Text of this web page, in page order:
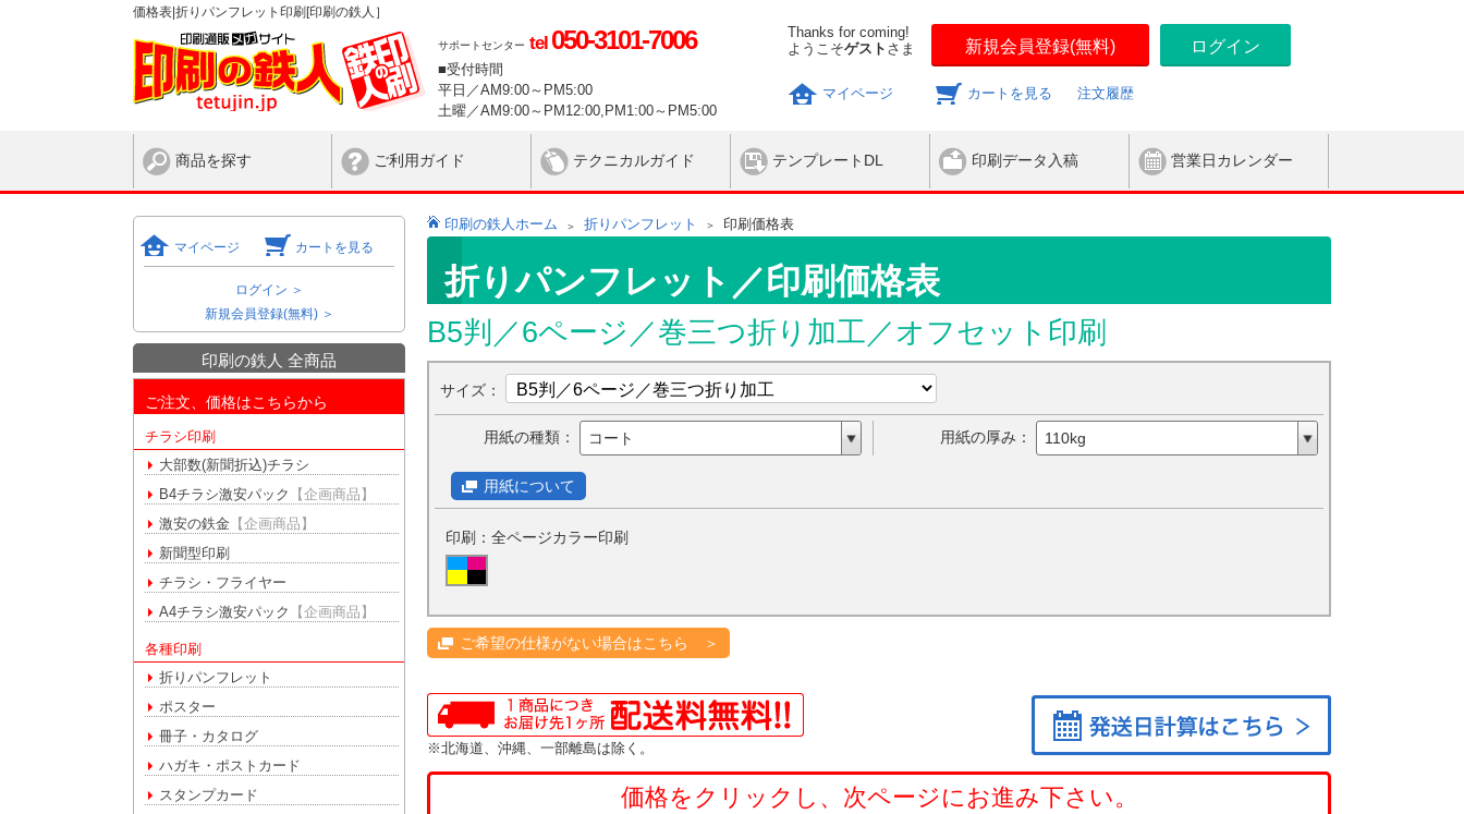
価格表|折りパンフレット印刷[印刷の鉄人］
サポートセンター tel 050-3101-7006
■受付時間
平日／AM9:00～PM5:00
土曜／AM9:00～PM12:00,PM1:00～PM5:00
Thanks for coming!
ようこそゲスト さま 新規会員登録(無料) ログイン
マイページ カートを見る 注文履歴
商品を探す ご利用ガイド テクニカルガイド テンプレートDL 印刷データ入稿 営業日カレンダー
マイページ カートを見る
ログイン ＞
新規会員登録(無料) ＞
印刷の鉄人 全商品
ご注文、価格はこちらから
チラシ印刷
大部数(新聞折込)チラシ
B4チラシ激安パック
【企画商品】
激安の鉄金 【企画商品】
新聞型印刷
チラシ・フライヤー
A4チラシ激安パック
【企画商品】
各種印刷
折りパンフレット
ポスター
冊子・カタログ
ハガキ・ポストカード
スタンプカード
印刷の鉄人ホーム 折りパンフレット 印刷価格表
折りパンフレット／印刷価格表
B5判／6ページ／巻三つ折り加工／オフセット印刷
サイズ：
用紙の種類： コート 用紙の厚み： 110kg
用紙について
印刷：全ページカラー印刷
ご希望の仕様がない場合はこちら ＞
※北海道、沖縄、一部離島は除く。
価格をクリックし、次ページにお進み下さい。